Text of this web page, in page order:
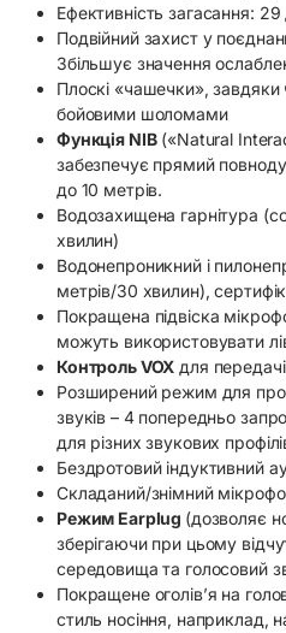
Ефективність загасання:
Подвійний захист у
Збільшує значення
Плоскі «чашечки»,
бойовими шоломами
Функція NIB(«Natural
забезпечує прямий
до 10 метрів.
Водозахищена гарнітура
хвилин)
Водонепроникний і
метрів/30 хвилин),
Покращена підвіска
можуть використовувати
Контроль VOX для
Розширений режим для
звуків – 4 попередньо
для різних звукових
Бездротовий індуктивний
Складаний/знімний
Режим Earplug (дозволяє
зберігаючи при цьому
середовища та голосовий
Покращене оголів’я на
стиль носіння, наприклад,